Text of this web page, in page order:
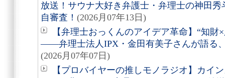
放送！サウナ大好き弁護士・弁理士の神田
自審査！ (2026月07年13日)
【弁理士おっくんのアイデア革命】“知
――弁理士法人IPX・金田有美子さんが語る
(2026月07年07日)
【プロバイヤーの推しモノラジオ】カイ